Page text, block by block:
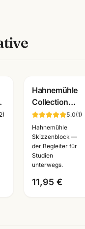
2)
Hahnemühle
Collection
Sketch
Skizzenblock
140g ·
A3/A4/A5 ·
Künstlerbedarf
5.0(1)
Hahnemühle
Skizzenblock —
der Begleiter für
Studien
unterwegs.
11,95 €